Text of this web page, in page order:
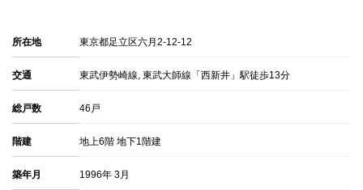
所在地 東京都足立区六月2-12-12
交通 東武伊勢崎線, 東武大師線「西新井」駅徒歩13分
総戸数 46戸
階建 地上6階 地下1階建
築年月 1996年 3月